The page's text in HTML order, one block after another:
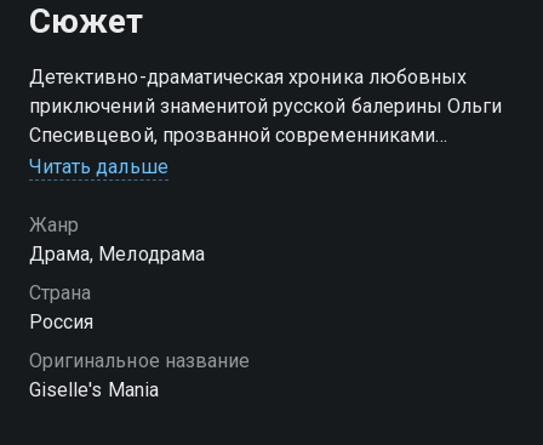
Сюжет
Детективно-драматическая хроника любовных
приключений знаменитой русской балерины Ольги
Спесивцевой, прозванной современниками
Красной Жизелью. Именно Жизель обессмертила
душевной катастрофы в 1942-м.
Читать дальше
Жанр
Драма, Мелодрама
Страна
Россия
Оригинальное название
Giselle's Mania